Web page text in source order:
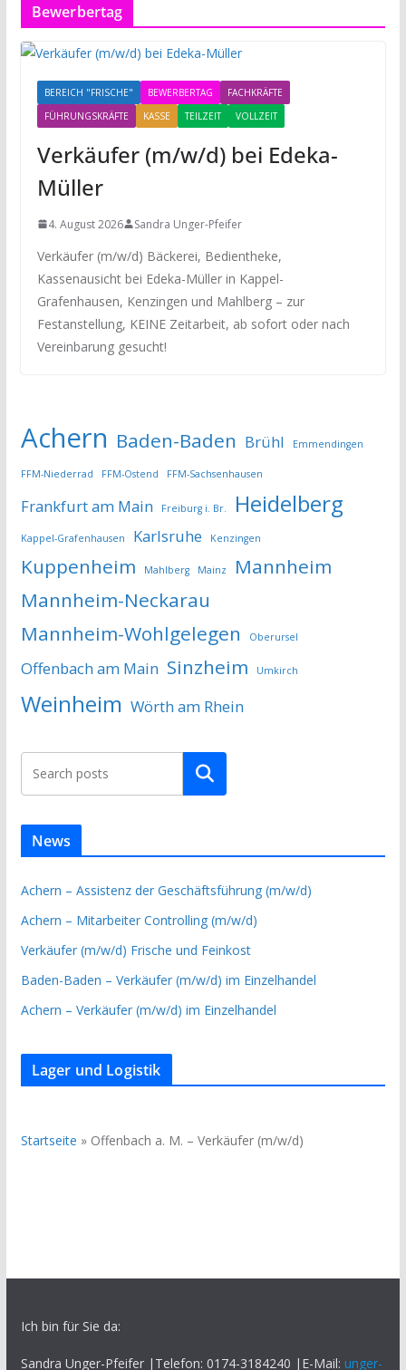
Bewerbertag
BEREICH "FRISCHE" BEWERBERTAG
FACHKRÄFTE
FÜHRUNGSKRÄFTE
KASSE TEILZEIT VOLLZEIT
Verkäufer (m/w/d) bei Edeka-
Müller
4. August 2026 Sandra Unger-Pfeifer
Verkäufer (m/w/d) Bäckerei, Bedientheke,
Kassenausicht bei Edeka-Müller in Kappel-
Grafenhausen, Kenzingen und Mahlberg – zur
Festanstellung, KEINE Zeitarbeit, ab sofort oder nach
Vereinbarung gesucht!
Achern Baden-Baden Brühl Emmendingen
FFM-Niederrad FFM-Ostend FFM-Sachsenhausen
Frankfurt am Main Freiburg i. Br. Heidelberg
Kappel-Grafenhausen Karlsruhe Kenzingen
Kuppenheim Mahlberg Mainz
Mannheim
Mannheim-Neckarau
Mannheim-Wohlgelegen
Oberursel
Offenbach am Main Sinzheim Umkirch
Weinheim Wörth am Rhein
Suchen
News
Achern – Assistenz der Geschäftsführung (m/w/d)
Achern – Mitarbeiter Controlling (m/w/d)
Verkäufer (m/w/d) Frische und Feinkost
Baden-Baden – Verkäufer (m/w/d) im Einzelhandel
Achern – Verkäufer (m/w/d) im Einzelhandel
Lager und Logistik
Startseite » Offenbach a. M. – Verkäufer (m/w/d)
Ich bin für Sie da:
Sandra Unger-Pfeifer |Telefon: 0174-3184240 |E-Mail: unger-